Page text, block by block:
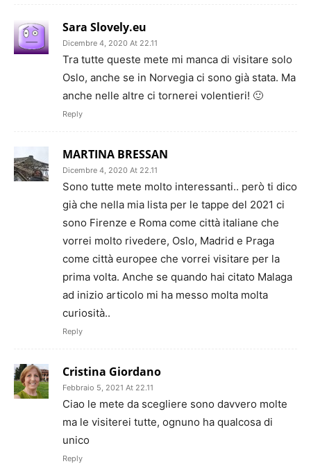
Sara Slovely.eu
Dicembre 4, 2020 At 22.11
Tra tutte queste mete mi manca di visitare solo
Oslo, anche se in Norvegia ci sono già stata. Ma
anche nelle altre ci tornerei volentieri! 🙂
Reply
MARTINA BRESSAN
Dicembre 4, 2020 At 22.11
Sono tutte mete molto interessanti.. però ti dico
già che nella mia lista per le tappe del 2021 ci
sono Firenze e Roma come città italiane che
vorrei molto rivedere, Oslo, Madrid e Praga
come città europee che vorrei visitare per la
prima volta. Anche se quando hai citato Malaga
ad inizio articolo mi ha messo molta molta
curiosità..
Reply
Cristina Giordano
Febbraio 5, 2021 At 22.11
Ciao le mete da scegliere sono davvero molte
ma le visiterei tutte, ognuno ha qualcosa di
unico
Reply